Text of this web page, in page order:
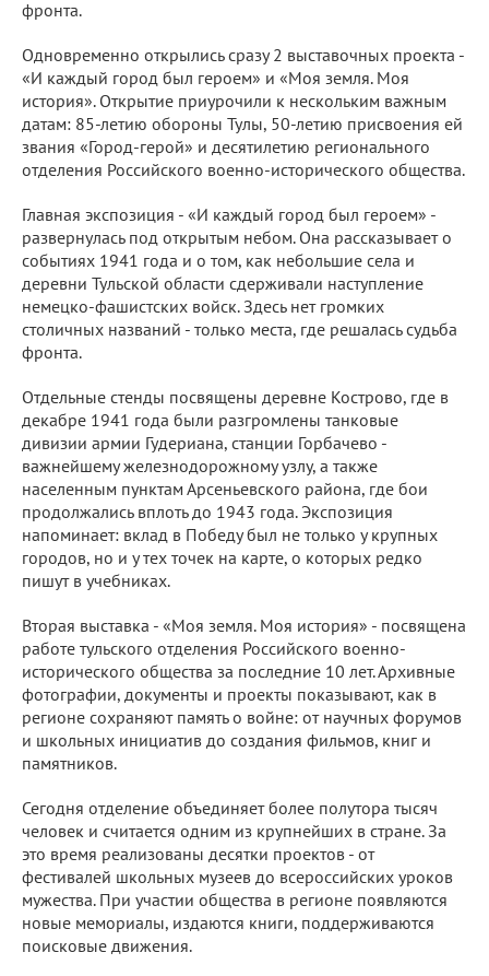
фронта.
Одновременно открылись сразу 2 выставочных проекта -
«И каждый город был героем» и «Моя земля. Моя
история». Открытие приурочили к нескольким важным
датам: 85-летию обороны Тулы, 50-летию присвоения ей
звания «Город-герой» и десятилетию регионального
отделения Российского военно-исторического общества.
Главная экспозиция - «И каждый город был героем» -
развернулась под открытым небом. Она рассказывает о
событиях 1941 года и о том, как небольшие села и
деревни Тульской области сдерживали наступление
немецко-фашистских войск. Здесь нет громких
столичных названий - только места, где решалась судьба
фронта.
Отдельные стенды посвящены деревне Кострово, где в
декабре 1941 года были разгромлены танковые
дивизии армии Гудериана, станции Горбачево -
важнейшему железнодорожному узлу, а также
населенным пунктам Арсеньевского района, где бои
продолжались вплоть до 1943 года. Экспозиция
напоминает: вклад в Победу был не только у крупных
городов, но и у тех точек на карте, о которых редко
пишут в учебниках.
Вторая выставка - «Моя земля. Моя история» - посвящена
работе тульского отделения Российского военно-
исторического общества за последние 10 лет. Архивные
фотографии, документы и проекты показывают, как в
регионе сохраняют память о войне: от научных форумов
и школьных инициатив до создания фильмов, книг и
памятников.
Сегодня отделение объединяет более полутора тысяч
человек и считается одним из крупнейших в стране. За
это время реализованы десятки проектов - от
фестивалей школьных музеев до всероссийских уроков
мужества. При участии общества в регионе появляются
новые мемориалы, издаются книги, поддерживаются
поисковые движения.